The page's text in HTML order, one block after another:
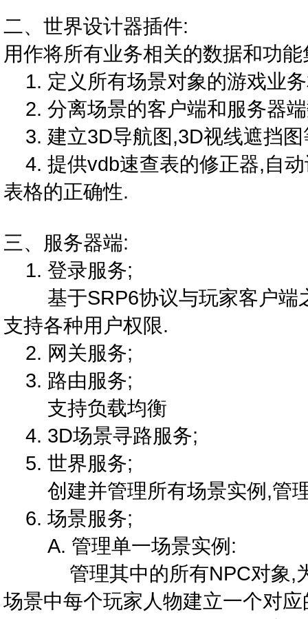
二、世界设计器插件:
用作将所有业务相关的数据和功
1. 定义所有场景对象的游戏业
2. 分离场景的客户端和服务器
3. 建立3D导航图,3D视线遮挡图
4. 提供vdb速查表的修正器,自
表格的正确性.
三、服务器端:
1. 登录服务;
基于SRP6协议与玩家客户端
支持各种用户权限.
2. 网关服务;
3. 路由服务;
支持负载均衡
4. 3D场景寻路服务;
5. 世界服务;
创建并管理所有场景实例,管理
6. 场景服务;
A. 管理单一场景实例:
管理其中的所有NPC对象,为
场景中每个玩家人物建立一个对应